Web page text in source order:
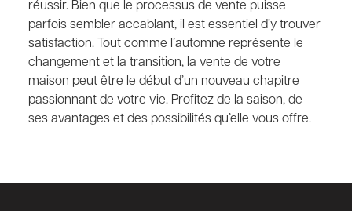
réussir. Bien que le processus de vente puisse
parfois sembler accablant, il est essentiel d’y trouver
satisfaction. Tout comme l’automne représente le
changement et la transition, la vente de votre
maison peut être le début d’un nouveau chapitre
passionnant de votre vie. Profitez de la saison, de
ses avantages et des possibilités qu’elle vous offre.